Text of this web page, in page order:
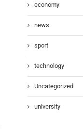
economy
news
sport
technology
Uncategorized
university